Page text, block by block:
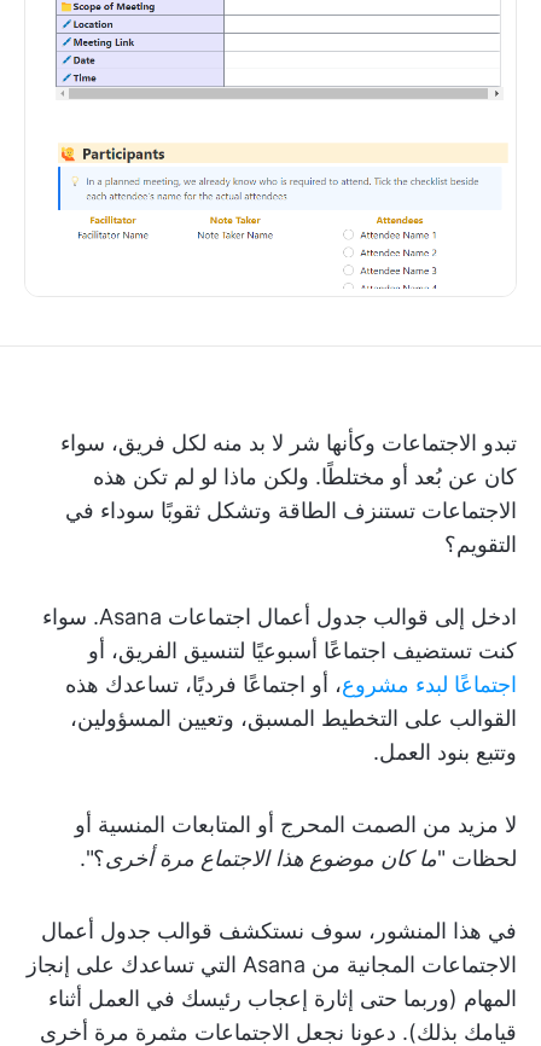
تبدو الاجتماعات وكأنها شر لا بد منه لكل فريق، سواء
كان عن بُعد أو مختلطًا. ولكن ماذا لو لم تكن هذه
الاجتماعات تستنزف الطاقة وتشكل ثقوبًا سوداء في
التقويم؟
ادخل إلى قوالب جدول أعمال اجتماعات Asana. سواء
كنت تستضيف اجتماعًا أسبوعيًا لتنسيق الفريق، أو
اجتماعًا لبدء مشروع، أو اجتماعًا فرديًا، تساعدك هذه
القوالب على التخطيط المسبق، وتعيين المسؤولين،
وتتبع بنود العمل.
لا مزيد من الصمت المحرج أو المتابعات المنسية أو
لحظات "ما كان موضوع هذا الاجتماع مرة أخرى؟".
في هذا المنشور، سوف نستكشف قوالب جدول أعمال
الاجتماعات المجانية من Asana التي تساعدك على إنجاز
المهام (وربما حتى إثارة إعجاب رئيسك في العمل أثناء
قيامك بذلك). دعونا نجعل الاجتماعات مثمرة مرة أخرى